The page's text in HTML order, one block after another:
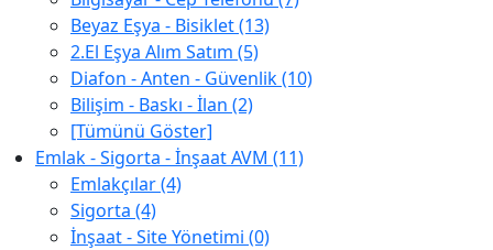
Beyaz Eşya - Bisiklet (13)
2.El Eşya Alım Satım (5)
Diafon - Anten - Güvenlik (10)
Bilişim - Baskı - İlan (2)
[Tümünü Göster]
Emlak - Sigorta - İnşaat AVM (11)
Emlakçılar (4)
Sigorta (4)
İnşaat - Site Yönetimi (0)